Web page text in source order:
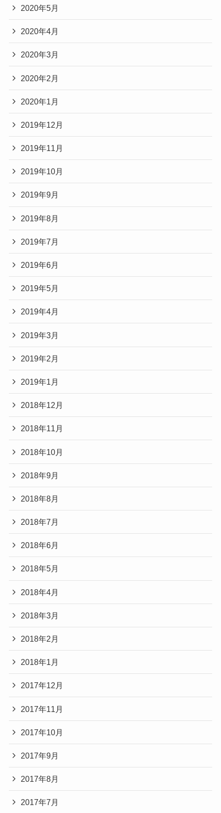
2020年5月
2020年4月
2020年3月
2020年2月
2020年1月
2019年12月
2019年11月
2019年10月
2019年9月
2019年8月
2019年7月
2019年6月
2019年5月
2019年4月
2019年3月
2019年2月
2019年1月
2018年12月
2018年11月
2018年10月
2018年9月
2018年8月
2018年7月
2018年6月
2018年5月
2018年4月
2018年3月
2018年2月
2018年1月
2017年12月
2017年11月
2017年10月
2017年9月
2017年8月
2017年7月